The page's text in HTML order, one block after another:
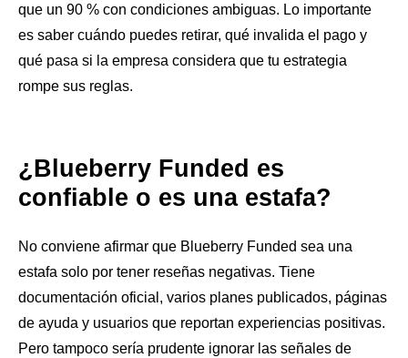
que un 90 % con condiciones ambiguas. Lo importante
es saber cuándo puedes retirar, qué invalida el pago y
qué pasa si la empresa considera que tu estrategia
rompe sus reglas.
¿Blueberry Funded es
confiable o es una estafa?
No conviene afirmar que Blueberry Funded sea una
estafa solo por tener reseñas negativas. Tiene
documentación oficial, varios planes publicados, páginas
de ayuda y usuarios que reportan experiencias positivas.
Pero tampoco sería prudente ignorar las señales de